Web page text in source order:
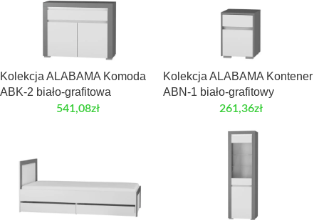
Kolekcja ALABAMA Komoda
ABK-2 biało-grafitowa
541,08zł
Kolekcja ALABAMA Kontener
ABN-1 biało-grafitowy
261,36zł